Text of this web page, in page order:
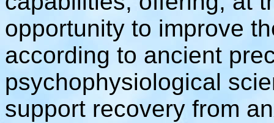
opportunity to improve
according to ancient
psychophysiological
support recovery from